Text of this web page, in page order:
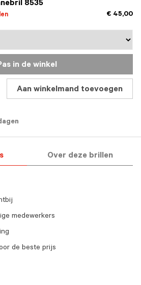
8535
€ 45,00
in de winkel
Aan winkelmand toevoegen
Over deze brillen
medewerkers
de beste prijs